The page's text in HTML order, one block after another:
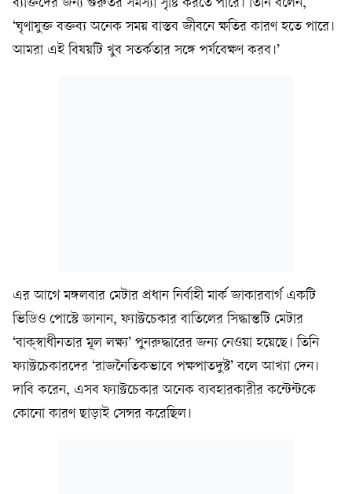
ব্যক্তিদের জন্য গুরুতর সমস্যা সৃষ্টি করতে পারে। তিনি বলেন,
‘ঘৃণাযুক্ত বক্তব্য অনেক সময় বাস্তব জীবনে ক্ষতির কারণ হতে পারে।
আমরা এই বিষয়টি খুব সতর্কতার সঙ্গে পর্যবেক্ষণ করব।’
এর আগে মঙ্গলবার মেটার প্রধান নির্বাহী মার্ক জাকারবার্গ একটি
ভিডিও পোস্টে জানান, ফ্যাক্টচেকার বাতিলের সিদ্ধান্তটি মেটার
‘বাক্‌স্বাধীনতার মূল লক্ষ্য’ পুনরুদ্ধারের জন্য নেওয়া হয়েছে। তিনি
ফ্যাক্টচেকারদের ‘রাজনৈতিকভাবে পক্ষপাতদুষ্ট’ বলে আখ্যা দেন।
দাবি করেন, এসব ফ্যাক্টচেকার অনেক ব্যবহারকারীর কন্টেন্টকে
কোনো কারণ ছাড়াই সেন্সর করেছিল।